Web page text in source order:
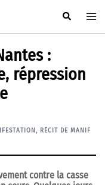
Rechercher
:
répression
, RÉCIT DE MANIF
contre la casse